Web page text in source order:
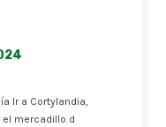
Ir a Cortylandia,
mercadillo d